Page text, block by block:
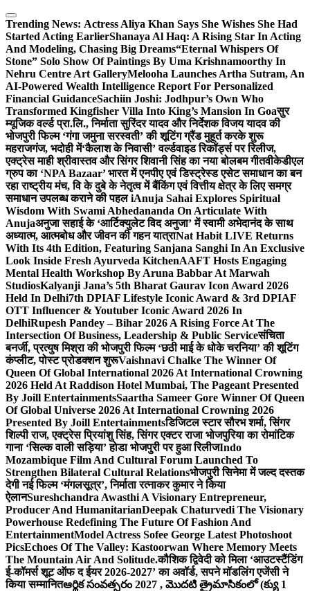
Skip
to
content
Trending News: Actress Aliya Khan Says She Wishes She Had
Started Acting EarlierShanaya Al Haq: A Rising Star In Acting
And Modeling, Chasing Big Dreams“Eternal Whispers Of
Stone” Solo Show Of Paintings By Uma Krishnamoorthy In
Nehru Centre Art GalleryMelooha Launches Artha Sutram, An
AI-Powered Wealth Intelligence Report For Personalized
Financial GuidanceSachiin Joshi: Jodhpur’s Own Who
Transformed Kingfisher Villa Into King’s Mansion In Goaसुर
म्यूजिक वर्ल्ड प्रा.लि., निर्माता सुरिंदर यादव और निर्देशक विजय यादव की
भोजपुरी फिल्म ‘गंगा जमुना सरस्वती’ की शूटिंग ग्रैंड मुहूर्त करके शुरू
महराजगंज, भदोही में‘कैलाश के निवासी’ वर्ल्डवाइड रिकॉर्ड्स पर रिलीज,
एक्ट्रेस माही श्रीवास्तव और सिंगर शिवानी सिंह का नया बोलबम गीतवीकेडीएल
ग्रुप का ‘NPA Bazaar’ भारत में एनपीए एवं डिस्ट्रेस्ड एसेट समाधान का बन
रहा राष्ट्रीय मंच, वि के दुबे के नेतृत्व में बैंकिंग एवं वित्तीय क्षेत्र के लिए समग्र
समाधान उपलब्ध कराने की पहल iAnuja Sahai Explores Spiritual
Wisdom With Swami Abhedananda On Articulate With
Anujaअनुजा सहाई के ‘आर्टिक्युलेट विद अनुजा’ में स्वामी अभेदानंद के साथ
अध्यात्म, आत्मबोध और जीवन की गहन यात्राNat Habit LIVE Returns
With Its 4th Edition, Featuring Sanjana Sanghi In An Exclusive
Look Inside Fresh Ayurveda KitchenAAFT Hosts Engaging
Mental Health Workshop By Aruna Babbar At Marwah
StudiosKalyanji Jana’s 5th Bharat Gaurav Icon Award 2026
Held In Delhi7th DPIAF Lifestyle Iconic Award & 3rd DPIAF
OTT Influencer & Youtuber Iconic Award 2026 In
DelhiRupesh Pandey – Bihar 2026 A Rising Force At The
Intersection Of Business, Leadership & Public Serviceसंचिता
बनर्जी, प्रत्युष मिश्रा की भोजपुरी फिल्म ‘छठी माई के धोके चरनिया’ की शूटिंग
कंप्लीट, पोस्ट प्रोडक्शन शुरूVaishnavi Chalke The Winner Of
Queen Of Global International 2026 At International Crowning
2026 Held At Raddison Hotel Mumbai, The Pageant Presented
By Joill EntertainmentsSaartha Sameer Gore Winner Of Queen
Of Global Universe 2026 At International Crowning 2026
Presented By Joill Entertainmentsडिजिटल स्टार सौरभ शर्मा, सिंगर
शिल्पी राज, एक्ट्रेस प्रियांशु सिंह, सिंगर एक्टर राजा भोजपुरिया का रोमांटिक
गाना ‘सिल्क वाली सड़िया’ होडा भोजपुरी पर हुआ रिलीजIndo
Mozambique Film And Cultural Forum Launched To
Strengthen Bilateral Cultural Relationsभोजपुरी सिनेमा में जल्द दस्तक
देगी नई फिल्म ‘मंगलसूत्र’, निर्माता रत्नाकर कुमार ने किया
ऐलानSureshchandra Awasthi A Visionary Entrepreneur,
Producer And HumanitarianDeepak Chaturvedi The Visionary
Powerhouse Redefining The Future Of Fashion And
EntertainmentModel Actress Sofee George Latest Photoshoot
PicsEchoes Of The Valley: Kastoorwan Where Memory Meets
The Mountain Air And Solitude.कौशिक द्विवेदी को मिला ‘आउटस्टैंडिंग
ई-कॉमर्स शूट ऑफ द ईयर 2026-2027’ का अवॉर्ड, सपने मॉडलिंग एजेंसी ने
किया सम्मानितఆర్థిక సంవత్సరం 2027 , మొదటి త్రైమాసికంలో (క్యు 1